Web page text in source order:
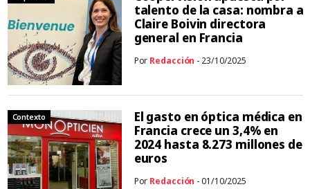
talento de la casa: nombra a
Claire Boivin directora
general en Francia
Por Redacción - 23/10/2025
Contexto
El gasto en óptica médica en
Francia crece un 3,4% en
2024 hasta 8.273 millones de
euros
Por Redacción - 01/10/2025